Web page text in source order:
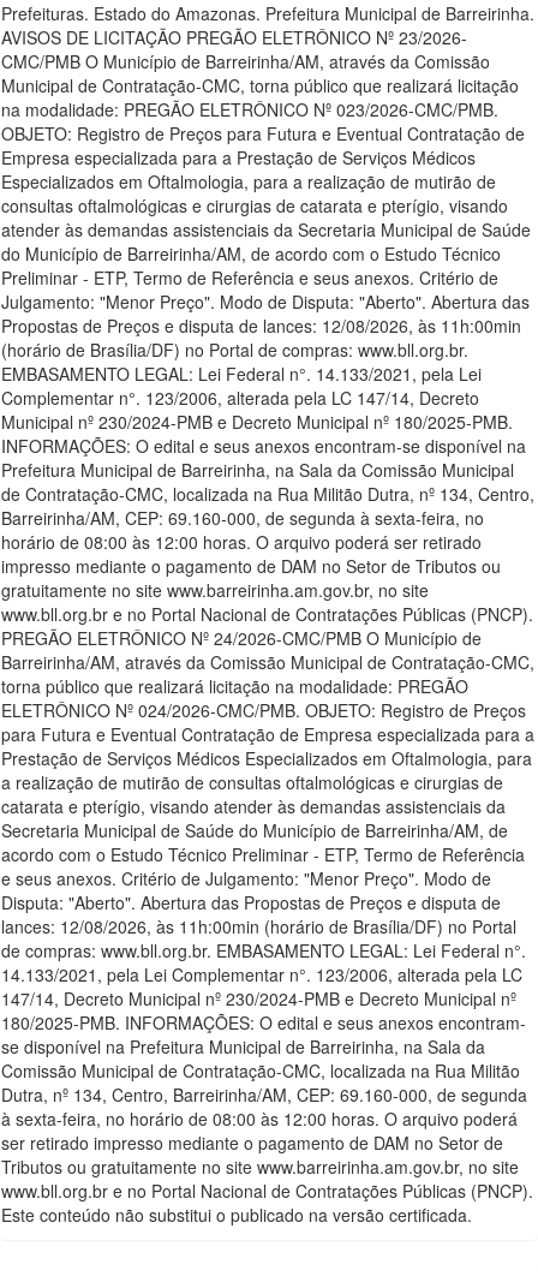
Prefeituras. Estado do Amazonas. Prefeitura Municipal de Barreirinha.
AVISOS DE LICITAÇÃO PREGÃO ELETRÔNICO Nº 23/2026-
CMC/PMB O Município de Barreirinha/AM, através da Comissão
Municipal de Contratação-CMC, torna público que realizará licitação
na modalidade: PREGÃO ELETRÔNICO Nº 023/2026-CMC/PMB.
OBJETO: Registro de Preços para Futura e Eventual Contratação de
Empresa especializada para a Prestação de Serviços Médicos
Especializados em Oftalmologia, para a realização de mutirão de
consultas oftalmológicas e cirurgias de catarata e pterígio, visando
atender às demandas assistenciais da Secretaria Municipal de Saúde
do Município de Barreirinha/AM, de acordo com o Estudo Técnico
Preliminar - ETP, Termo de Referência e seus anexos. Critério de
Julgamento: "Menor Preço". Modo de Disputa: "Aberto". Abertura das
Propostas de Preços e disputa de lances: 12/08/2026, às 11h:00min
(horário de Brasília/DF) no Portal de compras: www.bll.org.br.
EMBASAMENTO LEGAL: Lei Federal n°. 14.133/2021, pela Lei
Complementar n°. 123/2006, alterada pela LC 147/14, Decreto
Municipal nº 230/2024-PMB e Decreto Municipal nº 180/2025-PMB.
INFORMAÇÕES: O edital e seus anexos encontram-se disponível na
Prefeitura Municipal de Barreirinha, na Sala da Comissão Municipal
de Contratação-CMC, localizada na Rua Militão Dutra, nº 134, Centro,
Barreirinha/AM, CEP: 69.160-000, de segunda à sexta-feira, no
horário de 08:00 às 12:00 horas. O arquivo poderá ser retirado
impresso mediante o pagamento de DAM no Setor de Tributos ou
gratuitamente no site www.barreirinha.am.gov.br, no site
www.bll.org.br e no Portal Nacional de Contratações Públicas (PNCP).
PREGÃO ELETRÔNICO Nº 24/2026-CMC/PMB O Município de
Barreirinha/AM, através da Comissão Municipal de Contratação-CMC,
torna público que realizará licitação na modalidade: PREGÃO
ELETRÔNICO Nº 024/2026-CMC/PMB. OBJETO: Registro de Preços
para Futura e Eventual Contratação de Empresa especializada para a
Prestação de Serviços Médicos Especializados em Oftalmologia, para
a realização de mutirão de consultas oftalmológicas e cirurgias de
catarata e pterígio, visando atender às demandas assistenciais da
Secretaria Municipal de Saúde do Município de Barreirinha/AM, de
acordo com o Estudo Técnico Preliminar - ETP, Termo de Referência
e seus anexos. Critério de Julgamento: "Menor Preço". Modo de
Disputa: "Aberto". Abertura das Propostas de Preços e disputa de
lances: 12/08/2026, às 11h:00min (horário de Brasília/DF) no Portal
de compras: www.bll.org.br. EMBASAMENTO LEGAL: Lei Federal n°.
14.133/2021, pela Lei Complementar n°. 123/2006, alterada pela LC
147/14, Decreto Municipal nº 230/2024-PMB e Decreto Municipal nº
180/2025-PMB. INFORMAÇÕES: O edital e seus anexos encontram-
se disponível na Prefeitura Municipal de Barreirinha, na Sala da
Comissão Municipal de Contratação-CMC, localizada na Rua Militão
Dutra, nº 134, Centro, Barreirinha/AM, CEP: 69.160-000, de segunda
à sexta-feira, no horário de 08:00 às 12:00 horas. O arquivo poderá
ser retirado impresso mediante o pagamento de DAM no Setor de
Tributos ou gratuitamente no site www.barreirinha.am.gov.br, no site
www.bll.org.br e no Portal Nacional de Contratações Públicas (PNCP).
Este conteúdo não substitui o publicado na versão certificada.